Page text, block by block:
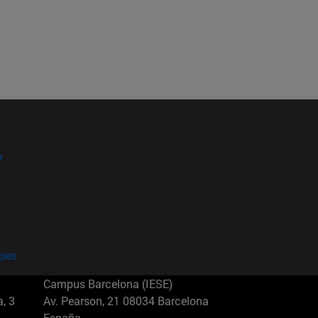
3
Campus Barcelona (IESE)
Av. Pearson, 21 08034 Barcelona